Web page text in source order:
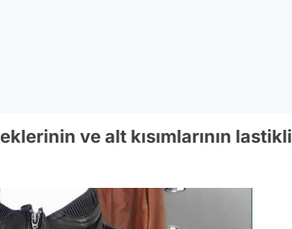
ve alt kısımlarının lastikli